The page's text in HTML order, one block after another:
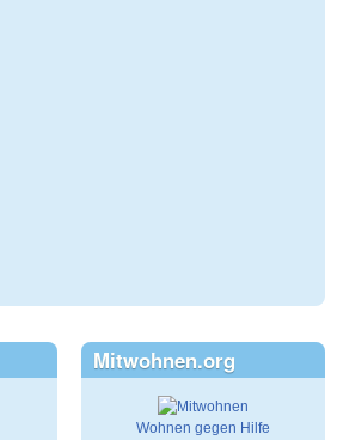
Mitwohnen.org
Wohnen gegen Hilfe